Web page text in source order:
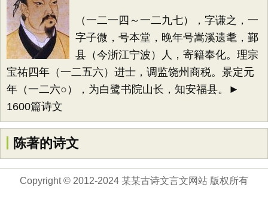
（一二一四～一二九七），字谦之，一
字子微，号本堂，晚年号嵩溪遗耄，鄞
县（今浙江宁波）人，寄籍奉化。理宗
宝祐四年（一二五六）进士，调监饶州商税。景定元
年（一二六○），为白鹭书院山长，知安福县。►
1600篇诗文
陈著的诗文
Copyright © 2012-2024 某某古诗文言文网站 版权所有